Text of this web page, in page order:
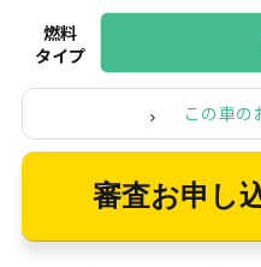
燃料
タイプ
この車の
審査お申し